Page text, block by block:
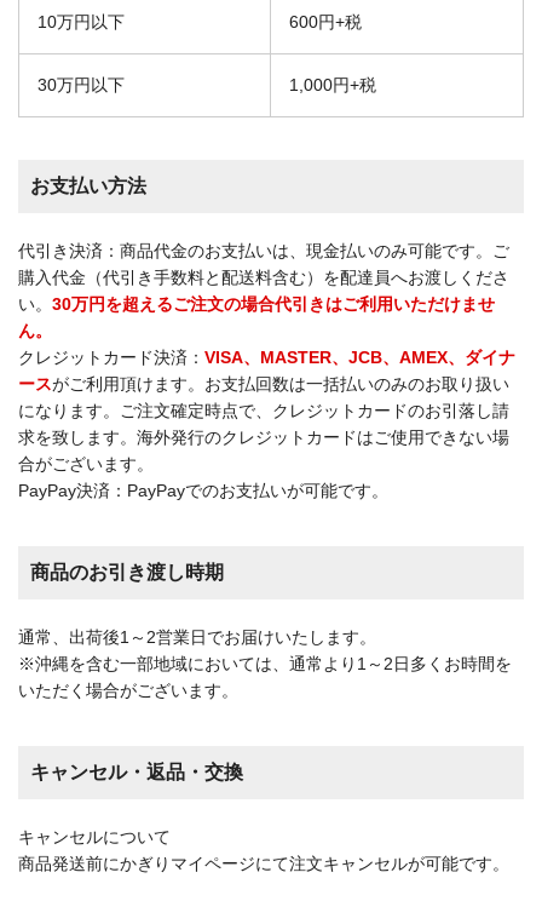
10万円以下 600円+税
30万円以下 1,000円+税
お支払い方法
代引き決済：商品代金のお支払いは、現金払いのみ可能です。ご
購入代金（代引き手数料と配送料含む）を配達員へお渡しくださ
い。 30万円を超えるご注文の場合代引きはご利用いただけませ
ん。
クレジットカード決済： VISA、MASTER、JCB、AMEX、ダイナ
ースがご利用頂けます。お支払回数は一括払いのみのお取り扱い
になります。ご注文確定時点で、クレジットカードのお引落し請
求を致します。海外発行のクレジットカードはご使用できない場
合がございます。
PayPay決済：PayPayでのお支払いが可能です。
商品のお引き渡し時期
通常、出荷後1～2営業日でお届けいたします。
※沖縄を含む一部地域においては、通常より1～2日多くお時間を
いただく場合がございます。
キャンセル・返品・交換
キャンセルについて
商品発送前にかぎりマイページにて注文キャンセルが可能です。